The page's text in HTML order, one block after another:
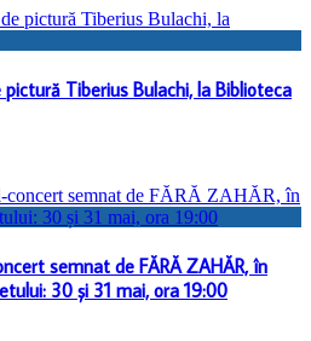
Tiberius Bulachi, la Biblioteca
semnat de FĂRĂ ZAHĂR, în
30 și 31 mai, ora 19:00